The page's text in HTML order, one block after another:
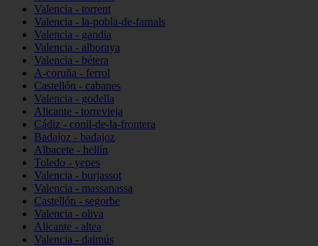
Valencia - torrent
Valencia - la-pobla-de-farnals
Valencia - gandia
Valencia - alboraya
Valencia - bétera
A-coruña - ferrol
Castellón - cabanes
Valencia - godella
Alicante - torrevieja
Cádiz - conil-de-la-frontera
Badajoz - badajoz
Albacete - hellín
Toledo - yepes
Valencia - burjassot
Valencia - massanassa
Castellón - segorbe
Valencia - oliva
Alicante - altea
Valencia - daimús